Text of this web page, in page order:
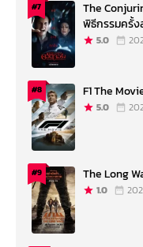
#7
The
พิธีกรรมครั้ง
5.0
#8 F1 The
5.0
#9 The Long
1.0